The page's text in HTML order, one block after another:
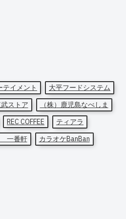
イメント
大平フードシステム
ストア
（株）鹿児島なべしま
REC COFFEE
ティアラ
一番軒
カラオケBanBan